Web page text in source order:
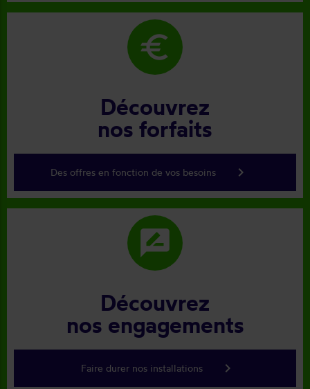
euro
Découvrez
nos forfaits
Des offres en fonction de vos besoins keyboard_arrow_right
rate_review
Découvrez
nos engagements
Faire durer nos installations keyboard_arrow_right